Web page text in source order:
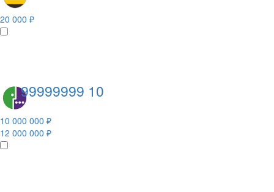
20 000 ₽
99999999 10
10 000 000 ₽
12 000 000 ₽